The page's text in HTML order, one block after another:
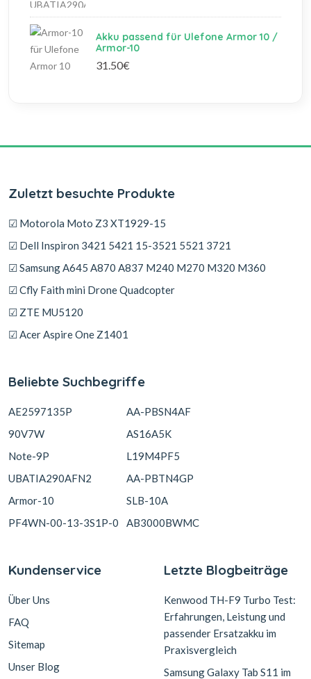
Akku passend für Ulefone Armor 10 /
Armor-10
31.50€
Zuletzt besuchte Produkte
☑ Motorola Moto Z3 XT1929-15
☑ Dell Inspiron 3421 5421 15-3521 5521 3721
☑ Samsung A645 A870 A837 M240 M270 M320 M360
☑ Cfly Faith mini Drone Quadcopter
☑ ZTE MU5120
☑ Acer Aspire One Z1401
Beliebte Suchbegriffe
AE2597135P
90V7W
Note-9P
UBATIA290AFN2
Armor-10
PF4WN-00-13-3S1P-0
AA-PBSN4AF
AS16A5K
L19M4PF5
AA-PBTN4GP
SLB-10A
AB3000BWMC
Kundenservice
Über Uns
FAQ
Sitemap
Unser Blog
Letzte Blogbeiträge
Kenwood TH-F9 Turbo Test:
Erfahrungen, Leistung und
passender Ersatzakku im
Praxisvergleich
Samsung Galaxy Tab S11 im